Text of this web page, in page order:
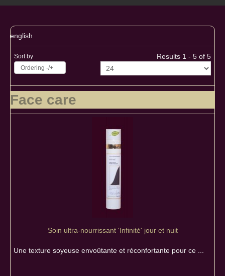
english
Sort by
Ordering -/+
Results 1 - 5 of 5
Face care
Soin ultra-nourrissant 'Infinité' jour et nuit
Une texture soyeuse envoûtante et réconfortante pour ce ...